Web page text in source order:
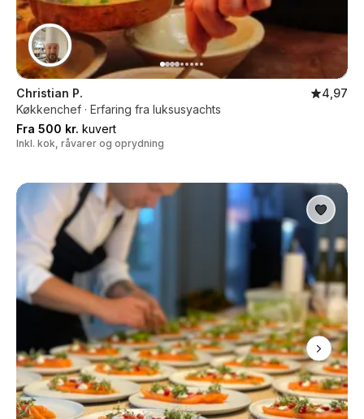
Christian P.
4,97
Køkkenchef · Erfaring fra luksusyachts
Fra 500 kr. kuvert
Inkl. kok, råvarer og oprydning